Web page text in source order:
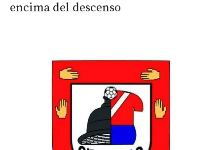
encima del descenso